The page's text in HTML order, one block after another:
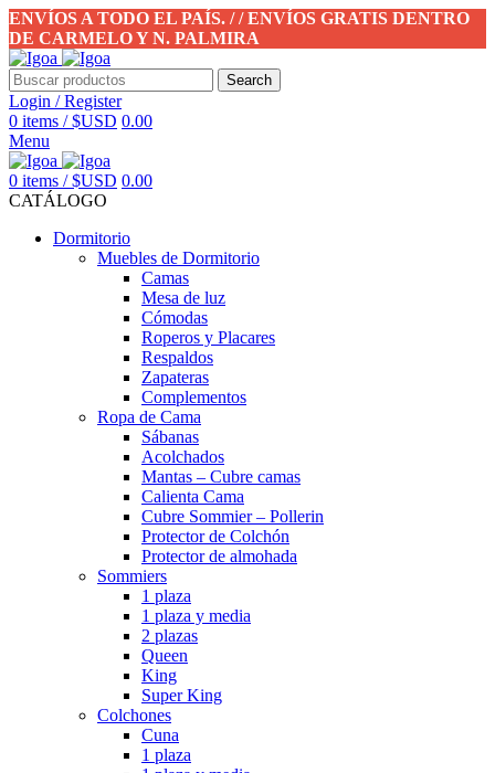
ENVÍOS A TODO EL PAÍS. / / ENVÍOS GRATIS DENTRO
DE CARMELO Y N. PALMIRA
Search
Login / Register
0 items / $USD 0.00
Menu
0 items / $USD 0.00
CATÁLOGO
Dormitorio
Muebles de Dormitorio
Camas
Mesa de luz
Cómodas
Roperos y Placares
Respaldos
Zapateras
Complementos
Ropa de Cama
Sábanas
Acolchados
Mantas – Cubre camas
Calienta Cama
Cubre Sommier – Pollerin
Protector de Colchón
Protector de almohada
Sommiers
1 plaza
1 plaza y media
2 plazas
Queen
King
Super King
Colchones
Cuna
1 plaza